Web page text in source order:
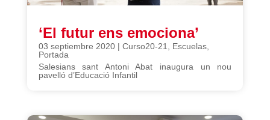
‘El futur ens emociona’
03 septiembre 2020| Curso20-21 Escuelas,
Portada
Salesians sant Antoni Abat inaugura un nou
pavelló d’Educació Infantil